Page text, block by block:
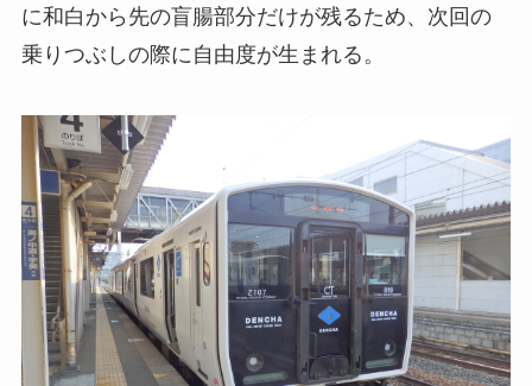
に和白から先の盲腸部分だけが残るため、次回の
乗りつぶしの際に自由度が生まれる。